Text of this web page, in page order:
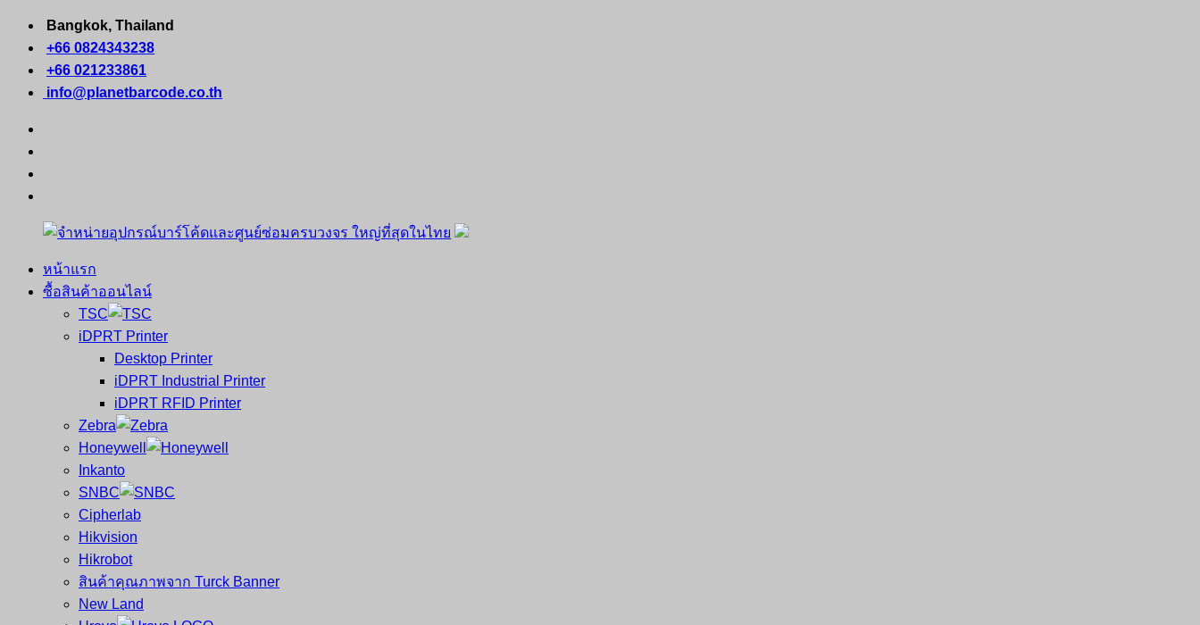
Skip
content
Bangkok, Thailand
+66 0824343238
+66 021233861
info@planetbarcode.co.th
จำหน่าย
คอมพิวเตอร์
หน้าแรก
ซื้อสินค้าออนไลน์
TSC
iDPRT Printer
Desktop Printer
iDPRT Industrial Printer
iDPRT RFID Printer
Zebra
Honeywell
Inkanto
SNBC
Cipherlab
Hikvision
Hikrobot
สินค้าคุณภาพจาก Turck Banner
New Land